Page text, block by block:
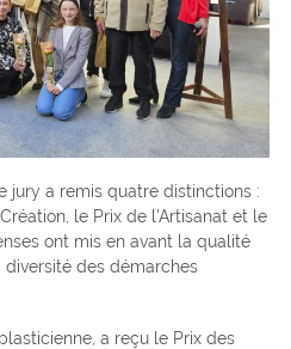
jury a remis quatre distinctions :
le Prix de l’Artisanat et le
ont mis en avant la qualité
des démarches
a reçu le Prix des